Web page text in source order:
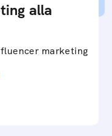
alla
marketing